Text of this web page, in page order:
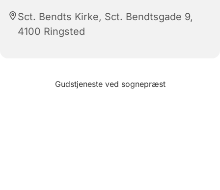
Sct. Bendts Kirke, Sct. Bendtsgade 9,
4100 Ringsted
Gudstjeneste ved sognepræst